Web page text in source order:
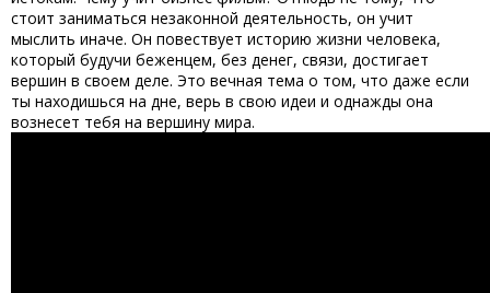
стоит заниматься незаконной деятельность, он учит
мыслить иначе. Он повествует историю жизни человека,
который будучи беженцем, без денег, связи, достигает
вершин в своем деле. Это вечная тема о том, что даже если
ты находишься на дне, верь в свою идеи и однажды она
вознесет тебя на вершину мира.